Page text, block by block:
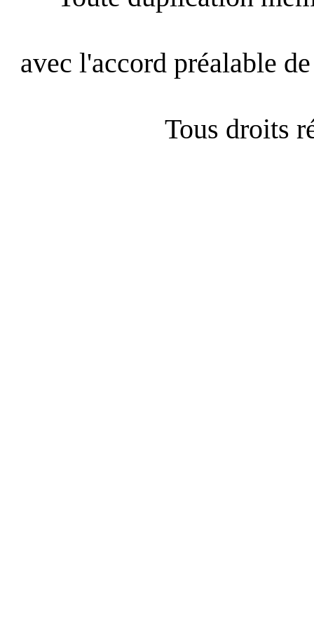
avec l'accord préalable
Tous droits